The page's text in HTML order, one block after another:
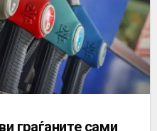
граѓаните сами